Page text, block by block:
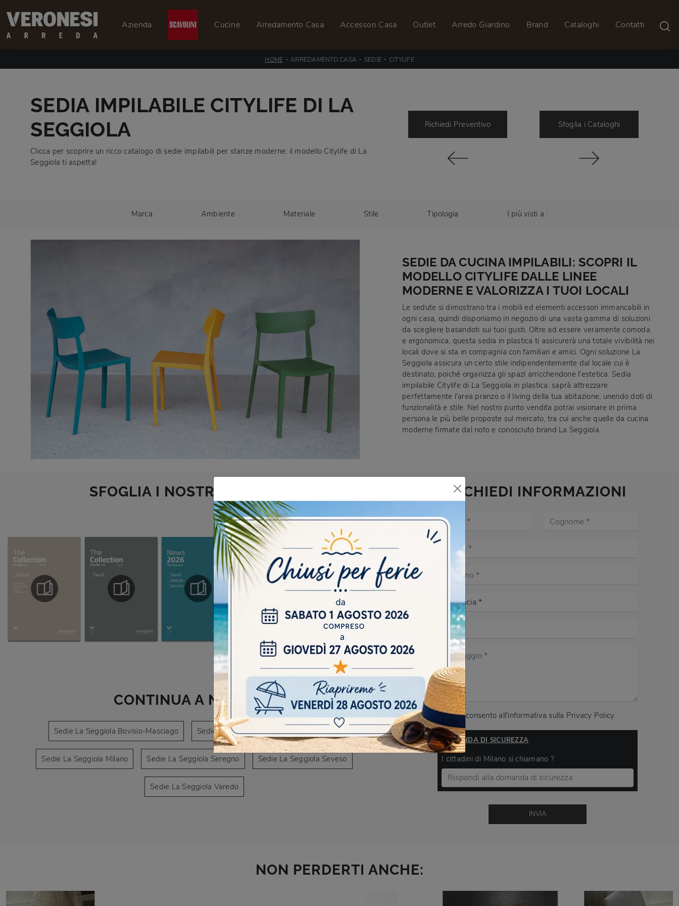
Azienda Cucine Arredamento Casa Accessori Casa Outlet Arredo Giardino Brand Cataloghi Contatti
HOME - ARREDAMENTO CASA - SEDIE - CITYLIFE
SEDIA IMPILABILE CITYLIFE DI LA
SEGGIOLA
Clicca per scoprire un ricco catalogo di sedie impilabili per stanze moderne: il modello Citylife di La
Seggiola ti aspetta!
Richiedi Preventivo Sfoglia i Cataloghi
Marca Ambiente Materiale Stile Tipologia I più visti a :
SEDIE DA CUCINA IMPILABILI: SCOPRI IL
MODELLO CITYLIFE DALLE LINEE
MODERNE E VALORIZZA I TUOI LOCALI
Le sedute si dimostrano tra i mobili ed elementi accessori immancabili in
ogni casa, quindi disponiamo in negozio di una vasta gamma di soluzioni
da scegliere basandoti sui tuoi gusti. Oltre ad essere veramente comoda
e ergonomica, questa sedia in plastica ti assicurerà una totale vivibilità nei
locali dove si sta in compagnia con familiari e amici. Ogni soluzione La
Seggiola assicura un certo stile indipendentemente dal locale cui è
destinato, poiché organizza gli spazi arricchendone l'estetica. Sedia
impilabile Citylife di La Seggiola in plastica: saprà attrezzare
perfettamente l'area pranzo o il living della tua abitazione, unendo doti di
funzionalità e stile. Nel nostro punto vendita potrai visionare in prima
persona le più belle proposte sul mercato, tra cui anche quelle da cucina
moderne firmate dal noto e conosciuto brand La Seggiola.
SFOGLIA I NOSTRI CATALOGHI
CONTINUA A NAVIGARE
Sedie La Seggiola Bovisio-Masciago Sedie La Seggiola Garbagnate Milanese
Sedie La Seggiola Milano Sedie La Seggiola Seregno Sedie La Seggiola Seveso
Sedie La Seggiola Varedo
RICHIEDI INFORMAZIONI
Acconsento all'informativa sulla Privacy Policy
DOMANDA DI SICUREZZA
I cittadini di Milano si chiamano ?
INVIA
NON PERDERTI ANCHE: